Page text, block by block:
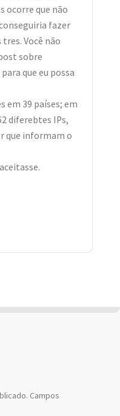
ocorre que não
fazer
Você não
sobre
que eu possa
em 39 países; em
diferebtes IPs,
que informam o
Campos